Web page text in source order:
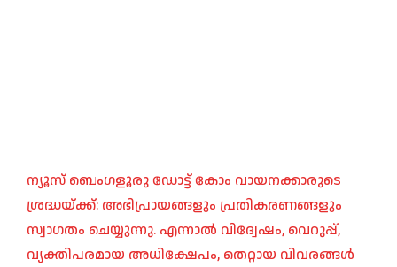
ന്യൂസ് ബെംഗളൂരു ഡോട്ട് കോം വായനക്കാരുടെ
ശ്രദ്ധയ്ക്ക്: അഭിപ്രായങ്ങളും പ്രതികരണങ്ങളും
സ്വാഗതം ചെയ്യുന്നു. എന്നാൽ വിദ്വേഷം, വെറുപ്പ്,
വ്യക്തിപരമായ അധിക്ഷേപം, തെറ്റായ വിവരങ്ങൾ